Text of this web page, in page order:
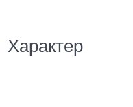
Характер